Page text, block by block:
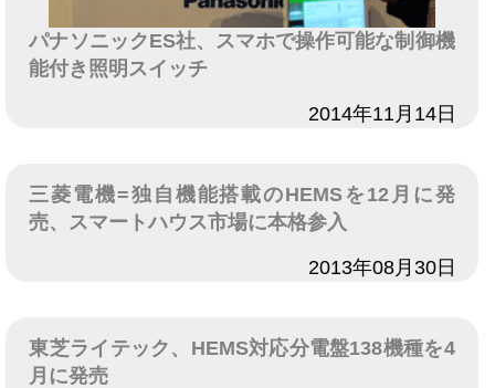
パナソニックES社、スマホで操作可能な制御機
能付き照明スイッチ
2014年11月14日
三菱電機=独自機能搭載のHEMSを12月に発
売、スマートハウス市場に本格参入
2013年08月30日
東芝ライテック、HEMS対応分電盤138機種を4
月に発売